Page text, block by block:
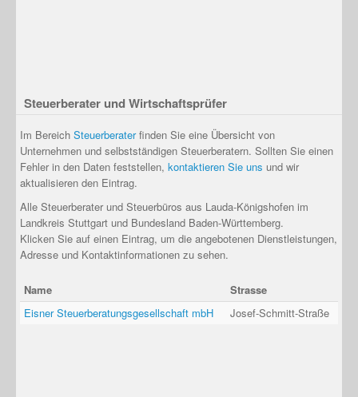
Steuerberater und Wirtschaftsprüfer
Im Bereich Steuerberaterfinden Sie eine Übersicht von
Unternehmen und selbstständigen Steuerberatern. Sollten Sie einen
Fehler in den Daten feststellen, kontaktieren Sie uns und wir
aktualisieren den Eintrag.
Alle Steuerberater und Steuerbüros aus Lauda-Königshofen im
Landkreis Stuttgart und Bundesland Baden-Württemberg.
Klicken Sie auf einen Eintrag, um die angebotenen Dienstleistungen,
Adresse und Kontaktinformationen zu sehen.
Name
Strasse
Eisner Steuerberatungsgesellschaft mbH
Josef-Schmitt-Straße